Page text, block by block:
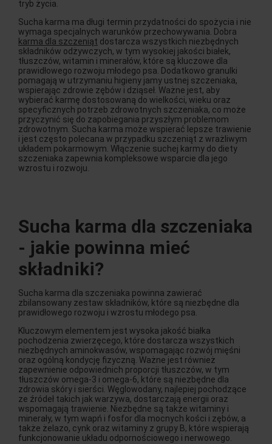
tryb życia.
Sucha karma ma długi termin przydatności do spożycia i nie
wymaga specjalnych warunków przechowywania. Dobra
karma dla szczeniąt dostarcza wszystkich niezbędnych
składników odżywczych, w tym wysokiej jakości białek,
tłuszczów, witamin i minerałów, które są kluczowe dla
prawidłowego rozwoju młodego psa. Dodatkowo granulki
pomagają w utrzymaniu higieny jamy ustnej szczeniaka,
wspierając zdrowie zębów i dziąseł. Ważne jest, aby
wybierać karmę dostosowaną do wielkości, wieku oraz
specyficznych potrzeb zdrowotnych szczeniaka, co może
przyczynić się do zapobiegania przyszłym problemom
zdrowotnym. Sucha karma może wspierać lepsze trawienie
i jest często polecana w przypadku szczeniąt z wrażliwym
układem pokarmowym. Włączenie suchej karmy do diety
szczeniaka zapewnia kompleksowe wsparcie dla jego
wzrostu i rozwoju.
Sucha karma dla szczeniaka
- jakie powinna mieć
składniki?
Sucha karma dla szczeniaka powinna zawierać
zbilansowany zestaw składników, które są niezbędne dla
prawidłowego rozwoju i wzrostu młodego psa.
Kluczowym elementem jest wysoka jakość białka
pochodzenia zwierzęcego, które dostarcza wszystkich
niezbędnych aminokwasów, wspomagając rozwój mięśni
oraz ogólną kondycję fizyczną. Ważne jest również
zapewnienie odpowiednich proporcji tłuszczów, w tym
tłuszczów omega-3 i omega-6, które są niezbędne dla
zdrowia skóry i sierści. Węglowodany, najlepiej pochodzące
ze źródeł takich jak warzywa, dostarczają energii oraz
wspomagają trawienie. Niezbędne są także witaminy i
minerały, w tym wapń i fosfor dla mocnych kości i zębów, a
także żelazo, cynk oraz witaminy z grupy B, które wspierają
funkcjonowanie układu odpornościowego i nerwowego.